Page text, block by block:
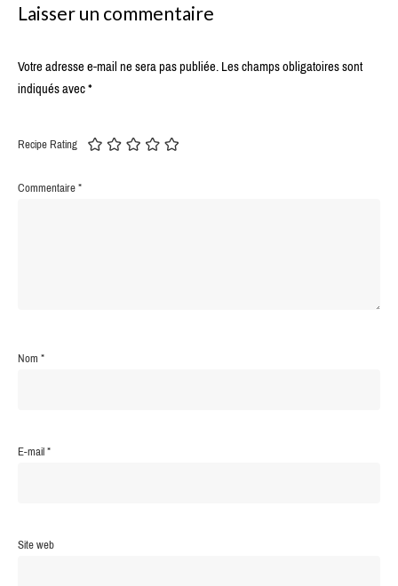
Laisser un commentaire
Votre adresse e-mail ne sera pas publiée.Les champs obligatoires sont
indiqués avec*
Recipe Rating
Commentaire*
Nom*
E-mail*
Site web